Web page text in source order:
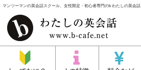
マンツーマンの英会話スクール、女性限定・初心者専門のb わたしの英会話